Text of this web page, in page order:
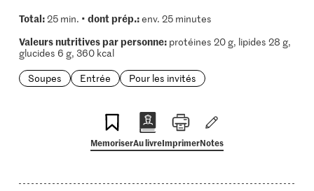
Total:25 min. • dont prép.:env. 25 minutes
Valeurs nutritives par personne:protéines 20 g, lipides 28 g,
glucides 6 g, 360 kcal
Soupes
Entrée Pour les invités
MemoriserAu livreImprimerNotes